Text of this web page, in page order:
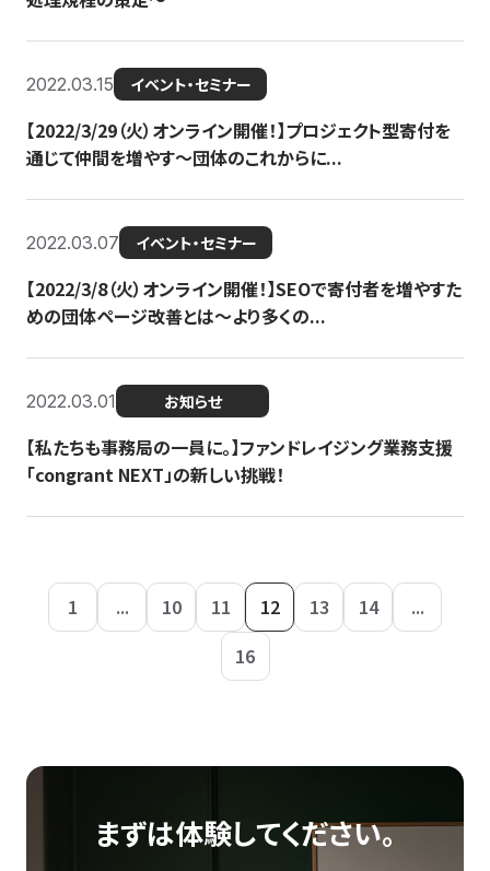
2022.03.15 イベント・セミナー
【2022/3/29（火）オンライン開催！】プロジェクト型寄付を
通じて仲間を増やす～団体のこれからに...
2022.03.07 イベント・セミナー
【2022/3/8（火）オンライン開催！】SEOで寄付者を増やすた
めの団体ページ改善とは～より多くの...
2022.03.01 お知らせ
【私たちも事務局の一員に。】ファンドレイジング業務支援
「congrant NEXT」の新しい挑戦！
1 ... 10 11 12 13 14
...
16
まずは体験してください。